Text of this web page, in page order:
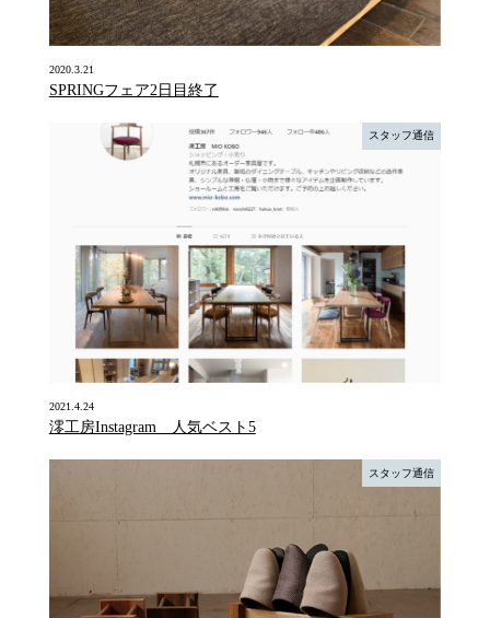
2020.3.21
SPRINGフェア2日目終了
スタッフ通信
2021.4.24
澪工房Instagram 人気ベスト5
スタッフ通信